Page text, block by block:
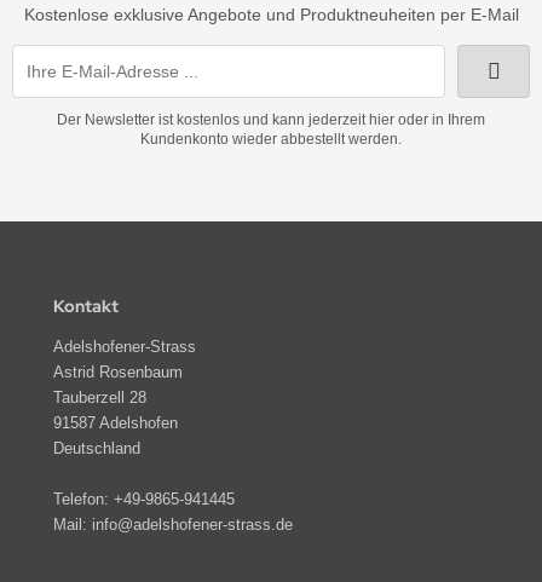
Kostenlose exklusive Angebote und Produktneuheiten per E-Mail
Der Newsletter ist kostenlos und kann jederzeit hier oder in Ihrem
Kundenkonto wieder abbestellt werden.
Kontakt
Adelshofener-Strass
Astrid Rosenbaum
Tauberzell 28
91587 Adelshofen
Deutschland
Telefon: +49-9865-941445
Mail: info@adelshofener-strass.de